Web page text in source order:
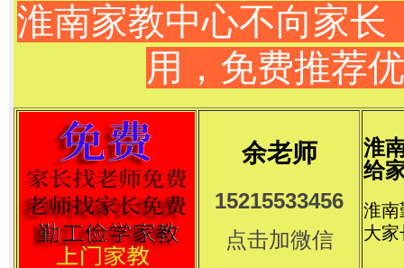
淮南家教中心不向家长
用，免费推荐
余老师
15215533456
点击加微信
淮
给
淮南
大